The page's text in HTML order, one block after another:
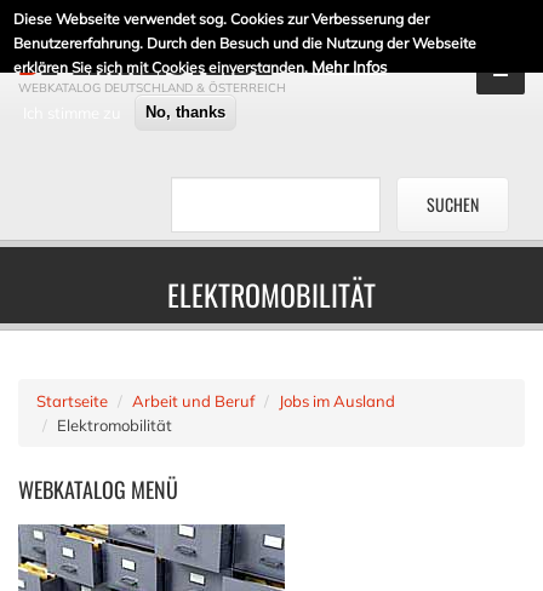
Diese Webseite verwendet sog. Cookies zur Verbesserung der
Benutzererfahrung. Durch den Besuch und die Nutzung der Webseite
erklären Sie sich mit Cookies einverstanden. Mehr Infos
No, thanks
DE-LINKLISTE.DE
WEBKATALOG DEUTSCHLAND & ÖSTERREICH
ELEKTROMOBILITÄT
Startseite Arbeit und Beruf
Jobs im Ausland
Elektromobilität
WEBKATALOG MENÜ